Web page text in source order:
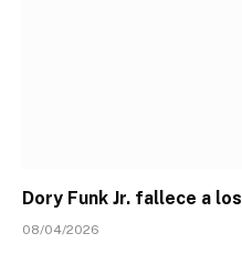
Dory Funk Jr. fallece a
08/04/2026